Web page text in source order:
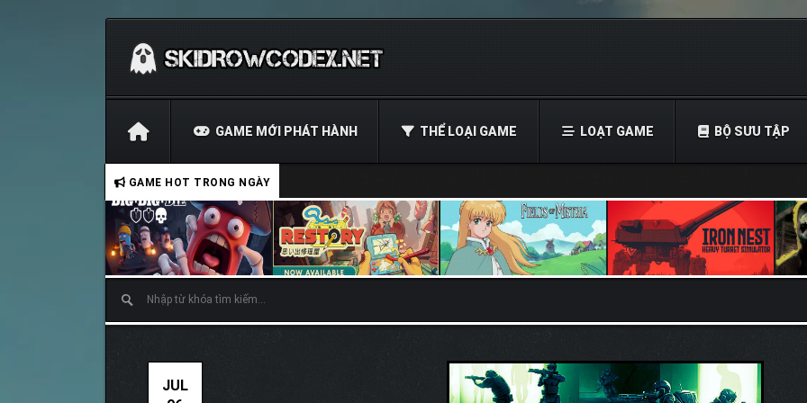
GAME MỚI PHÁT HÀNH THỂ LOẠI GAME LOẠT GAME BỘ SƯU TẬP
GAME HOT TRONG NGÀY
JUL